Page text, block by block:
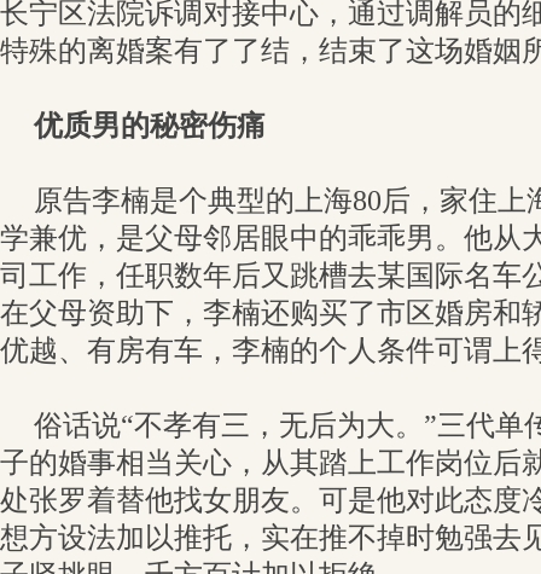
长宁区法院诉调对接中心，通过调解员的
特殊的离婚案有了了结，结束了这场婚姻
优质男的秘密伤痛
原告李楠是个典型的上海80后，家住
学兼优，是父母邻居眼中的乖乖男。他从
司工作，任职数年后又跳槽去某国际名车
在父母资助下，李楠还购买了市区婚房和
优越、有房有车，李楠的个人条件可谓上
俗话说“不孝有三，无后为大。”三代单
子的婚事相当关心，从其踏上工作岗位后
处张罗着替他找女朋友。可是他对此态度
想方设法加以推托，实在推不掉时勉强去